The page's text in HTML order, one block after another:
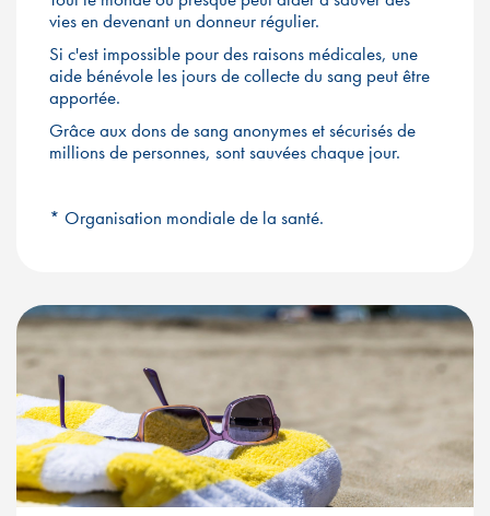
vies en devenant un donneur régulier.
Si c'est impossible pour des raisons médicales, une
aide bénévole les jours de collecte du sang peut être
apportée.
Grâce aux dons de sang anonymes et sécurisés de
millions de personnes, sont sauvées chaque jour.
* Organisation mondiale de la santé.